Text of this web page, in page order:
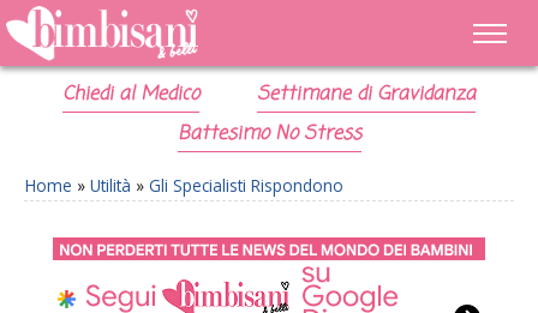
Chiedi al Medico
Settimane di Gravidanza
Battesimo No Stress
Home » Utilità » Gli Specialisti Rispondono